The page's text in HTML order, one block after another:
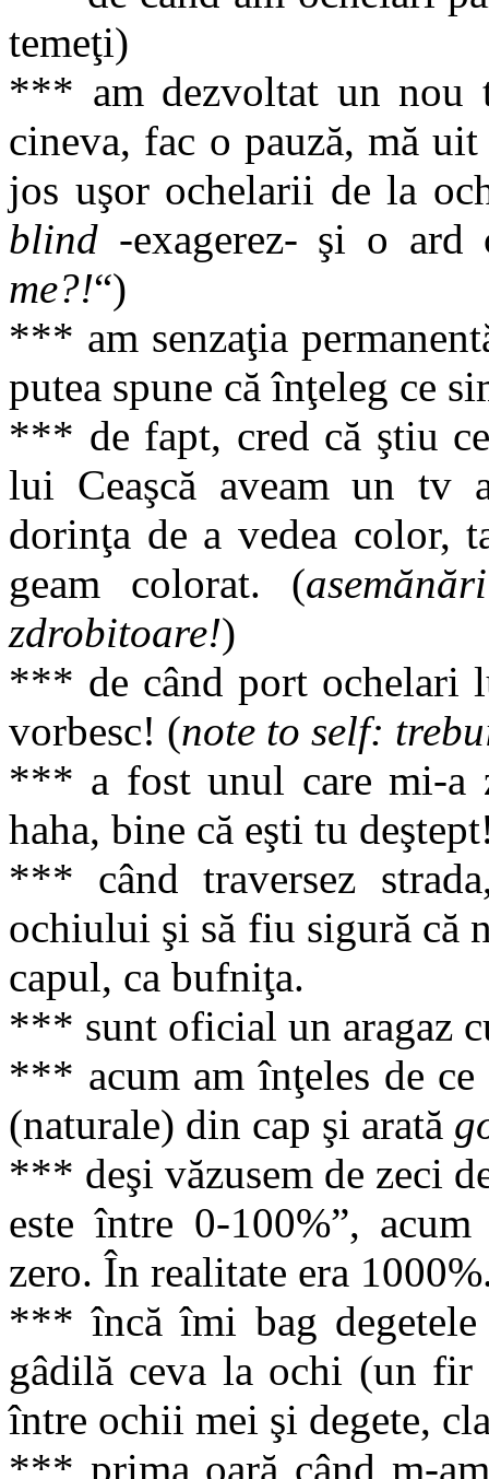
temeţi)
*** am dezvoltat un nou
cineva, fac o pauză, mă
jos uşor ochelarii de la
blind -exagerez- şi o
me?!“)
*** am senzaţia
putea spune că înţeleg ce
*** de fapt, cred că ştiu
lui Ceaşcă aveam un tv
dorinţa de a vedea color,
geam colorat. (
zdrobitoare!)
*** de când port ochelari
vorbesc! (note to self:
*** a fost unul care mi-a
haha, bine că eşti tu
*** când traversez
ochiului şi să fiu sigură că
capul, ca bufniţa.
*** sunt oficial un aragaz
*** acum am înţeles de
(naturale) din cap şi arată
*** deşi văzusem de zeci
este între 0-100%”,
zero. În realitate era
*** încă îmi bag
gâdilă ceva la ochi (un fir
între ochii mei şi degete,
*** prima oară când m-